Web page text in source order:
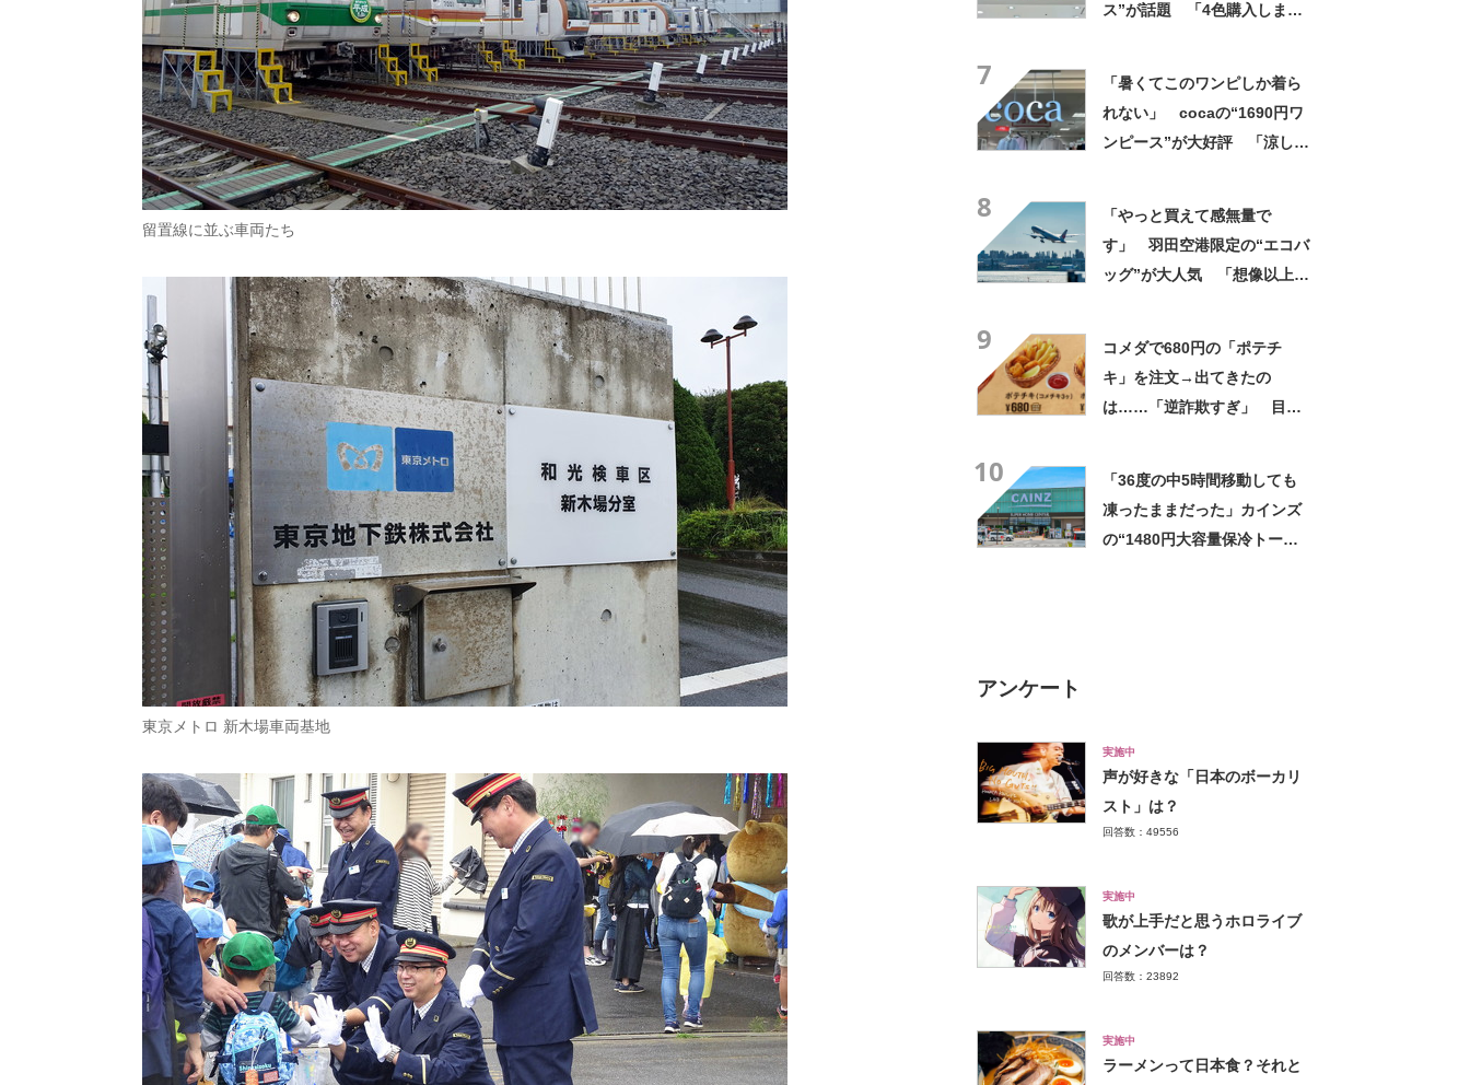
留置線に並ぶ車両たち
東京メトロ 新木場車両基地
ス”が話題 「4色購入しまし
7
「暑くてこのワンピしか着ら
れない」 cocaの“1690円ワ
ンピース”が大好評 「涼しく
8
「やっと買えて感無量で
す」 羽田空港限定の“エコバ
ッグ”が大人気 「想像以上に
9
コメダで680円の「ポテチ
キ」を注文→出てきたの
は……「逆詐欺すぎ」 目を
10
「36度の中5時間移動しても
凍ったままだった」カインズ
の“1480円大容量保冷トー
アンケート
実施中
声が好きな「日本のボーカリ
スト」は？
回答数：49556
実施中
歌が上手だと思うホロライブ
のメンバーは？
回答数：23892
実施中
ラーメンって日本食？それと